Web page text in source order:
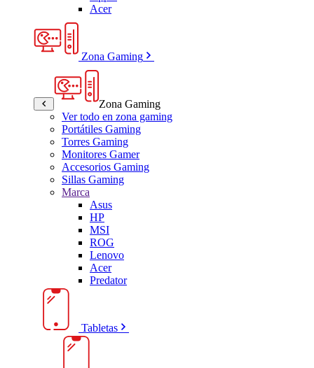
Acer
Zona Gaming
Zona Gaming
Ver todo en zona gaming
Portátiles Gaming
Torres Gaming
Monitores Gamer
Accesorios Gaming
Sillas Gaming
Marca
Asus
HP
MSI
ROG
Lenovo
Acer
Predator
Tabletas